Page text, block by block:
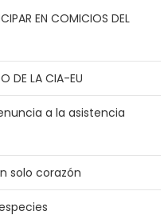
EN COMICIOS DEL
DE LA CIA-EU
a la asistencia
solo corazón